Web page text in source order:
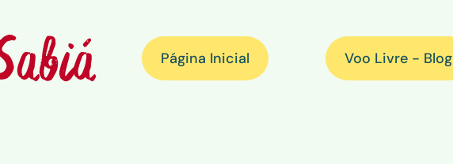
Página Inicial Voo Livre - Blog